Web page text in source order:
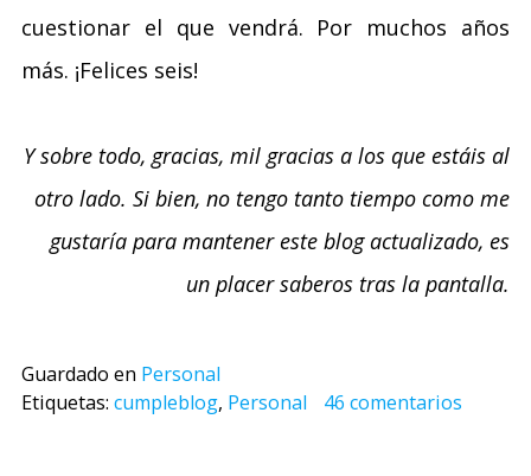
cuestionar el que vendrá. Por muchos años
más. ¡Felices seis!
Y sobre todo, gracias, mil gracias a los que estáis al
otro lado. Si bien, no tengo tanto tiempo como me
gustaría para mantener este blog actualizado, es
un placer saberos tras la pantalla.
Guardado en Personal
Etiquetas: cumpleblog, Personal 46 comentarios